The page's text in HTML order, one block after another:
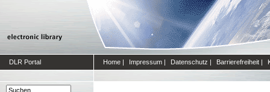
DLR Portal Home | Impressum | Datenschutz | Barrierefreiheit |